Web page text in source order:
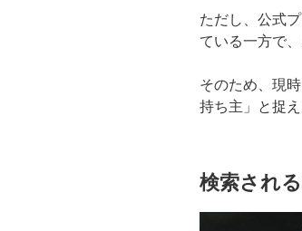
ただし、公式
ている一方で
そのため、現
持ち主」と捉
検索され